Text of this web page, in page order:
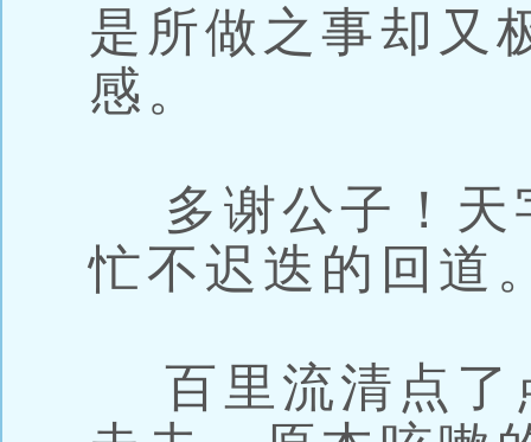
是所做之事却又
感。
多谢公子！天
忙不迟迭的回道
百里流清点了